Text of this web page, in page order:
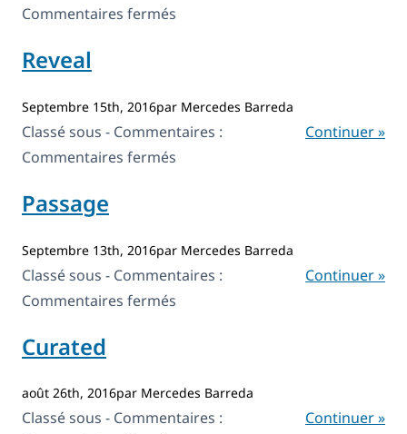
Commentaires fermés
Reveal
Septembre 15th, 2016par Mercedes Barreda
Continuer »
Classé sous - Commentaires :
Commentaires fermés
Passage
Septembre 13th, 2016par Mercedes Barreda
Continuer »
Classé sous - Commentaires :
Commentaires fermés
Curated
août 26th, 2016par Mercedes Barreda
Continuer »
Classé sous - Commentaires :